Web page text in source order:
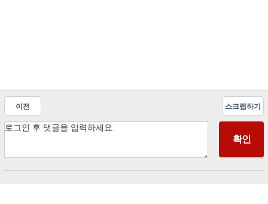
이전 스크랩하기